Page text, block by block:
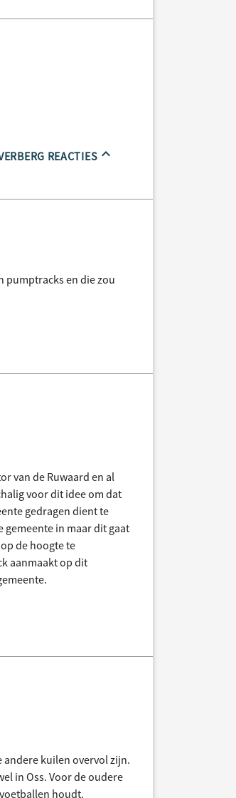
REACTIES
pumptracks en die zou
van de Ruwaard en al
voor dit idee om dat
gedragen dient te
in maar dit gaat
de hoogte te
aanmaakt op dit
andere kuilen overvol zijn.
in Oss. Voor de oudere
houdt.